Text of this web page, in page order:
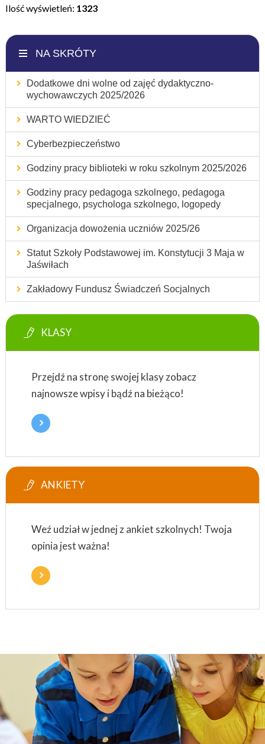
Ilość wyświetleń: 1323
NA SKRÓTY
Dodatkowe dni wolne od zajęć dydaktyczno-
wychowawczych 2025/2026
WARTO WIEDZIEĆ
Cyberbezpieczeństwo
Godziny pracy biblioteki w roku szkolnym 2025/2026
Godziny pracy pedagoga szkolnego, pedagoga
specjalnego, psychologa szkolnego, logopedy
Organizacja dowożenia uczniów 2025/26
Statut Szkoły Podstawowej im. Konstytucji 3 Maja w
Jaświłach
Zakładowy Fundusz Świadczeń Socjalnych
KLASY
Przejdź na stronę swojej klasy zobacz
najnowsze wpisy i bądź na bieżąco!
ANKIETY
Weź udział w jednej z ankiet szkolnych! Twoja
opinia jest ważna!